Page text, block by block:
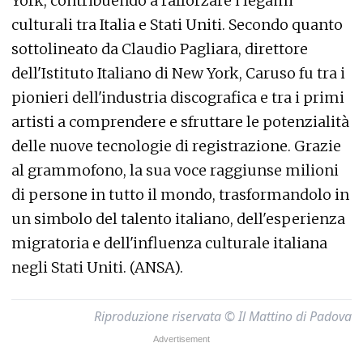
culturali tra Italia e Stati Uniti. Secondo quanto
sottolineato da Claudio Pagliara, direttore
dell'Istituto Italiano di New York, Caruso fu tra i
pionieri dell'industria discografica e tra i primi
artisti a comprendere e sfruttare le potenzialità
delle nuove tecnologie di registrazione. Grazie
al grammofono, la sua voce raggiunse milioni
di persone in tutto il mondo, trasformandolo in
un simbolo del talento italiano, dell'esperienza
migratoria e dell'influenza culturale italiana
negli Stati Uniti. (ANSA).
Riproduzione riservata © Il Mattino di Padova